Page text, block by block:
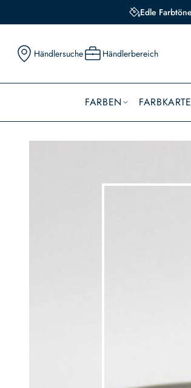
Edle
Händlersuche Händlerbereich
FARBEN